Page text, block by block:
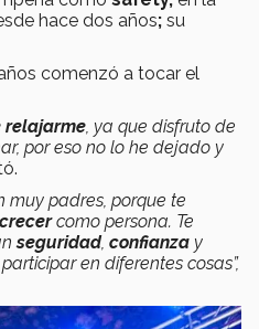
hace dos años; su
comenzó a tocar el
relajarme , ya que disfruto de
por eso no lo he dejado y
muy padres, porque te
crecercomo persona. Te
seguridad, confianza y
en diferentes cosas”,